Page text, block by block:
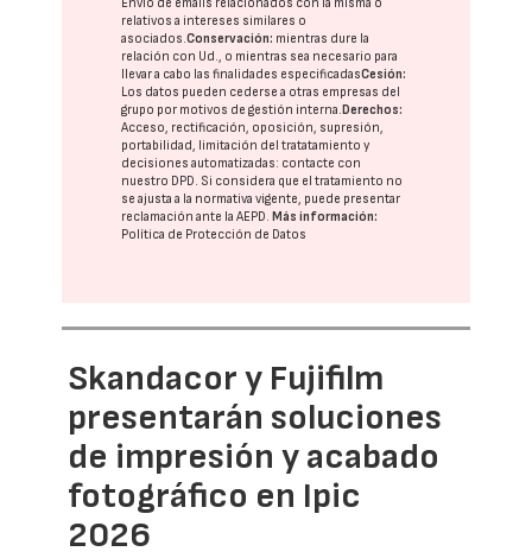
relativos a intereses similares o
asociados.Conservación: mientras dure la
relación con Ud., o mientras sea necesario para
llevar a cabo las finalidades especificadasCesión:
Los datos pueden cederse a otras empresas del
grupo por motivos de gestión interna.Derechos:
Acceso, rectificación, oposición, supresión,
portabilidad, limitación del tratatamiento y
decisiones automatizadas: contacte con
nuestro DPD. Si considera que el tratamiento no
se ajusta a la normativa vigente, puede presentar
reclamación ante laAEPD.Más información:
Política de Protección de Datos
Skandacor y Fujifilm
presentarán soluciones
de impresión y acabado
fotográfico en Ipic
2026